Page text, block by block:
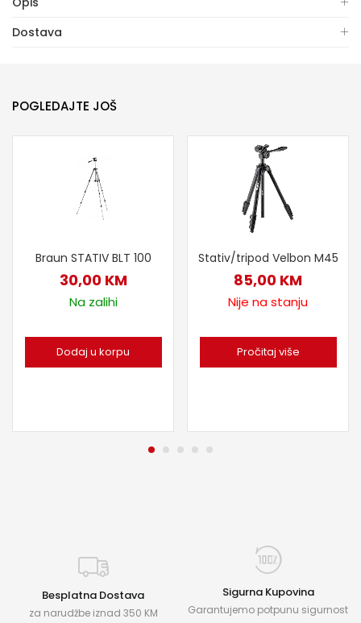
Dostava
POGLEDAJTE JOŠ
Braun STATIV BLT 100
30,00 KM
Na zalihi
Dodaj u korpu
Stativ/tripod Velbon M45
85,00 KM
Nije na stanju
Pročitaj više
Besplatna Dostava
za narudžbe iznad 350 KM
Sigurna Kupovina
Garantujemo potpunu sigurnost